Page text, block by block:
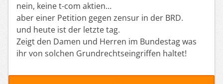
nein, keine t-com aktien…
aber einer Petition gegen zensur in der BRD.
und heute ist der letzte tag.
Zeigt den Damen und Herren im Bundestag was
ihr von solchen Grundrechtseingriffen haltet!